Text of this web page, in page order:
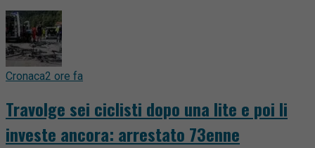
Cronaca2 ore fa
Travolge sei ciclisti dopo una lite e poi li
investe ancora: arrestato 73enne